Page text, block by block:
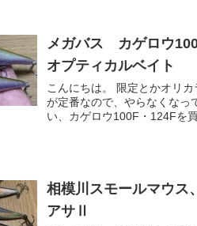
メガバス カゲロウ
オプティカルベイト
こんにちは。 限定とかオリ
が定番なので、やらなくなっ
い、カゲロウ100F・124Fを
相模川スモールマウ
アサⅡ